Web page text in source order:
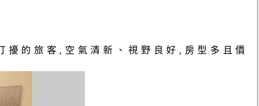
的旅客,空氣清新、視野良好,房型多且價